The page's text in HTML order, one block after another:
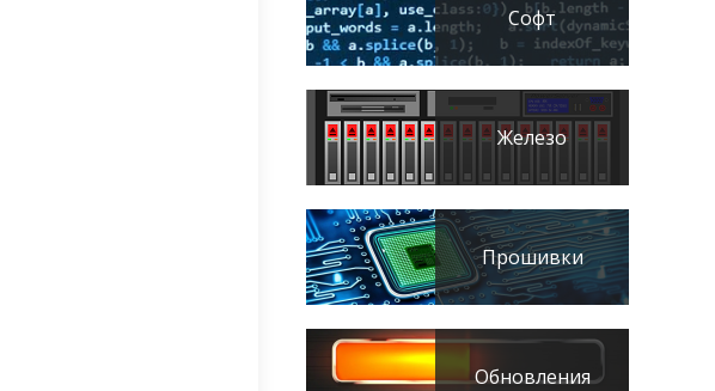
Софт
Железо
Прошивки
Обновления